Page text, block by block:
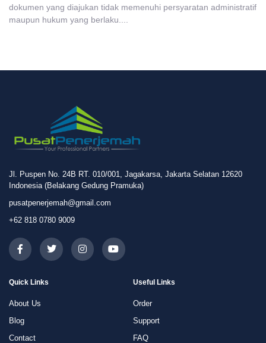
dokumen yang diajukan tidak memenuhi persyaratan administratif
maupun hukum yang berlaku....
Jl. Puspen No. 24B RT. 010/001, Jagakarsa, Jakarta Selatan 12620
Indonesia (Belakang Gedung Pramuka)
pusatpenerjemah@gmail.com
+62 818 0780 9009
Quick Links
About Us
Blog
Contact
Useful Links
Order
Support
FAQ